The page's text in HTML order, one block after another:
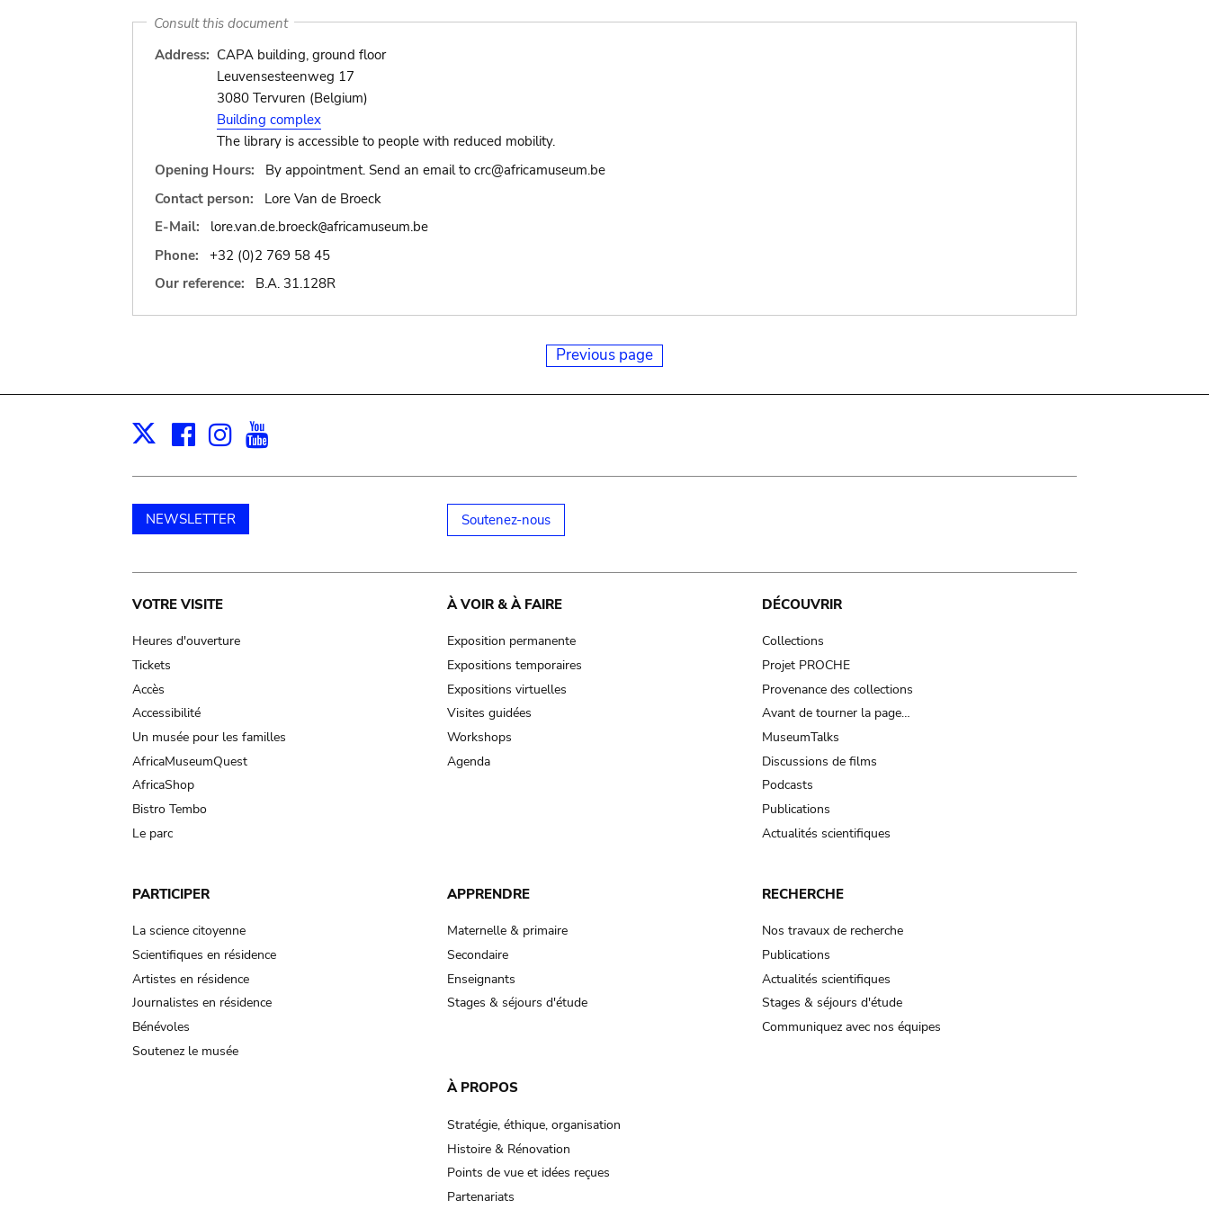
Consult this document
Address: CAPA building, ground floor
Leuvensesteenweg 17
3080 Tervuren (Belgium)
Building complex
The library is accessible to people with reduced mobility.
Opening Hours:
By appointment. Send an email to crc@africamuseum.be
Contact person:
Lore Van de Broeck
E-Mail:
lore.van.de.broeck@africamuseum.be
Phone:
+32 (0)2 769 58 45
Our reference:
B.A. 31.128R
Previous page
X Facebook
Instagram
NEWSLETTER Soutenez-nous
Main
navigation
VOTRE VISITE
Heures d'ouverture
Tickets
Accès
Accessibilité
Un musée pour les familles
AfricaMuseumQuest
AfricaShop
Bistro Tembo
Le parc
À VOIR & À FAIRE
Exposition permanente
Expositions temporaires
Expositions virtuelles
Visites guidées
Workshops
Agenda
DÉCOUVRIR
Collections
Projet PROCHE
Provenance des collections
Avant de tourner la page…
MuseumTalks
Discussions de films
Podcasts
Publications
Actualités scientifiques
PARTICIPER
La science citoyenne
Scientifiques en résidence
Artistes en résidence
Journalistes en résidence
Bénévoles
Soutenez le musée
APPRENDRE
Maternelle & primaire
Secondaire
Enseignants
Stages & séjours d'étude
RECHERCHE
Nos travaux de recherche
Publications
Actualités scientifiques
Stages & séjours d'étude
Communiquez avec nos équipes
À PROPOS
Stratégie, éthique, organisation
Histoire & Rénovation
Points de vue et idées reçues
Partenariats